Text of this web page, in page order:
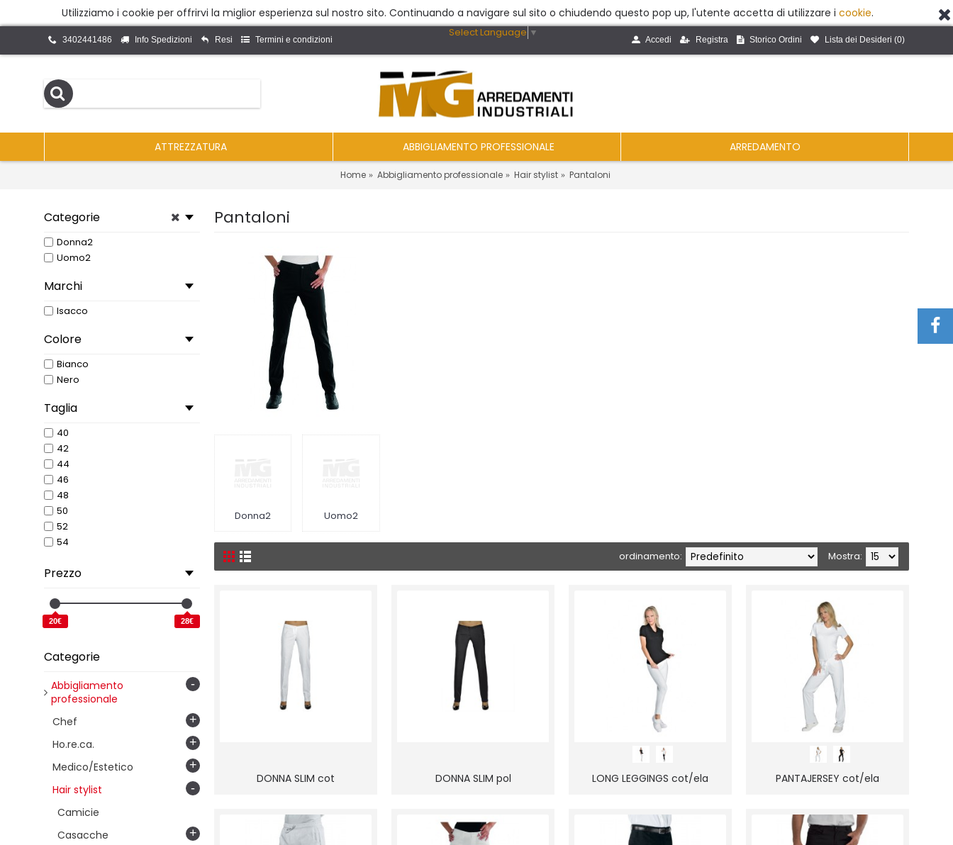
Utilizziamo i cookie per offrirvi la miglior esperienza sul nostro sito. Continuando a navigare sul sito o chiudendo questo pop up, l'utente accetta di utilizzare i cookie.
3402441486 Info Spedizioni Resi Termini e condizioni
Select Language ▼
Accedi Registra Storico Ordini Lista dei Desideri (0)
ATTREZZATURA ABBIGLIAMENTO PROFESSIONALE ARREDAMENTO
Home Abbigliamento professionale Hair stylist Pantaloni
Categorie
Donna2
Uomo2
Marchi
Isacco
Colore
Bianco
Nero
Taglia
40
42
44
46
48
50
52
54
58
S
M
XL
Prezzo
20€ 28€
Categorie
Abbigliamento
professionale
-
Chef
+
Ho.re.ca.
+
Medico/Estetico
+
Hair stylist
-
Camicie
Casacche
+
Pantaloni
Donna2 Uomo2
Mostra:
ordinamento:
DONNA SLIM cot DONNA SLIM pol LONG LEGGINGS cot/ela PANTAJERSEY cot/ela